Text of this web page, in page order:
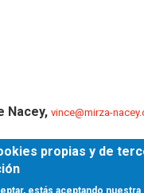
Nacey, vince@mirza-
propias y de
estás aceptando